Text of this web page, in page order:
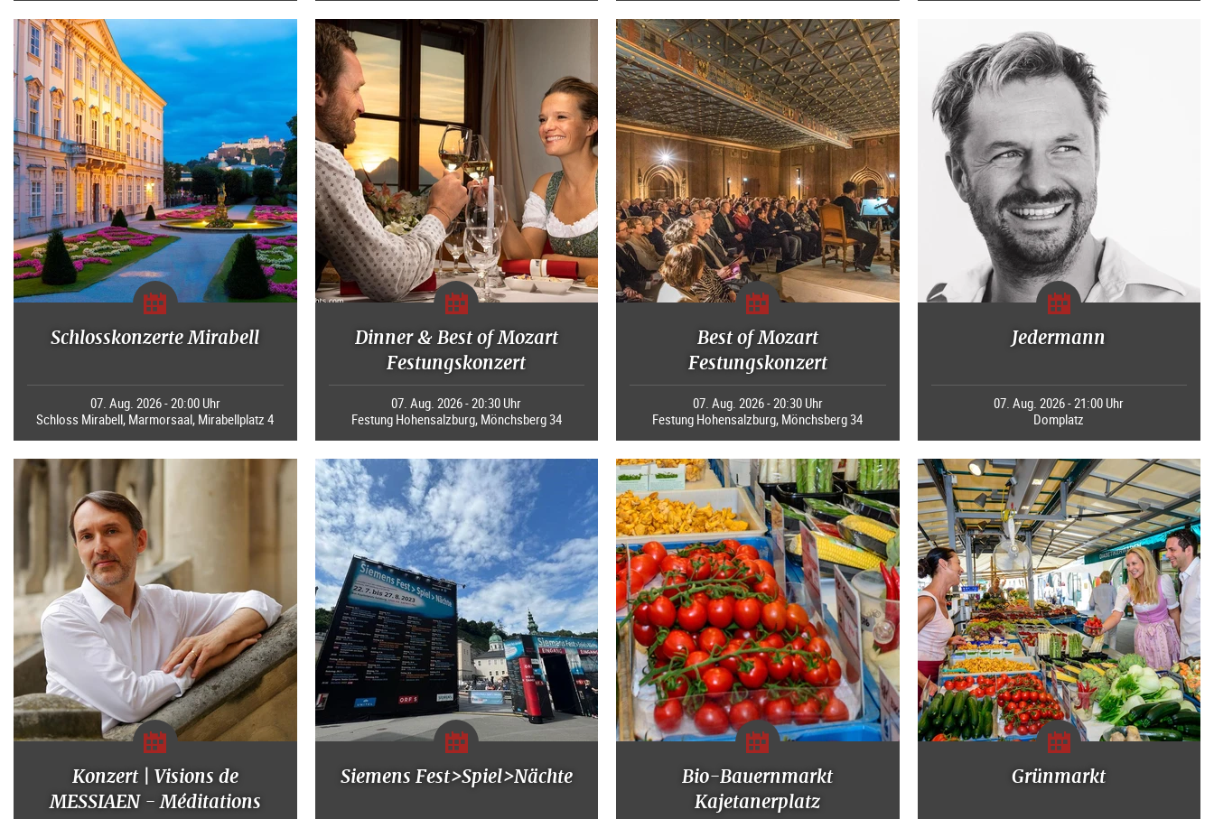
Schlosskonzerte Mirabell
07. Aug. 2026 - 20:00 Uhr
Schloss Mirabell, Marmorsaal, Mirabellplatz 4
Dinner & Best of Mozart
Festungskonzert
07. Aug. 2026 - 20:30 Uhr
Festung Hohensalzburg, Mönchsberg 34
Best of Mozart
Festungskonzert
07. Aug. 2026 - 20:30 Uhr
Festung Hohensalzburg, Mönchsberg 34
Jedermann
07. Aug. 2026 - 21:00 Uhr
Domplatz
Konzert | Visions de
MESSIAEN - Méditations
Siemens Fest>Spiel>Nächte
Bio-Bauernmarkt
Kajetanerplatz
Grünmarkt